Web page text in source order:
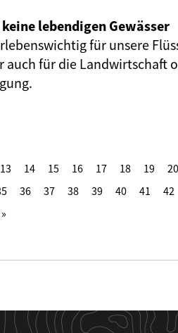
lebendigen Gewässer
für unsere
auch für die Landwirtschaft
13 14 15 16 17 18 19 20
36 37 38 39 40 41 42